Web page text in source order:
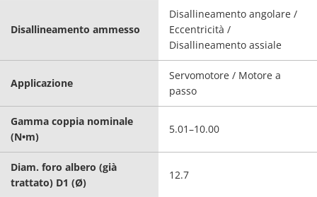
Disallineamento ammesso
Disallineamento angolare /
Eccentricità /
Disallineamento assiale
Applicazione
Servomotore / Motore a
passo
Gamma coppia nominale
(N•m)
5.01–10.00
Diam. foro albero (già
trattato) D1 (Ø)
12.7